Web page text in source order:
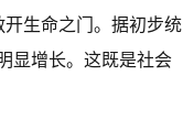
生命之门。据初步统
显增长。这既是社会